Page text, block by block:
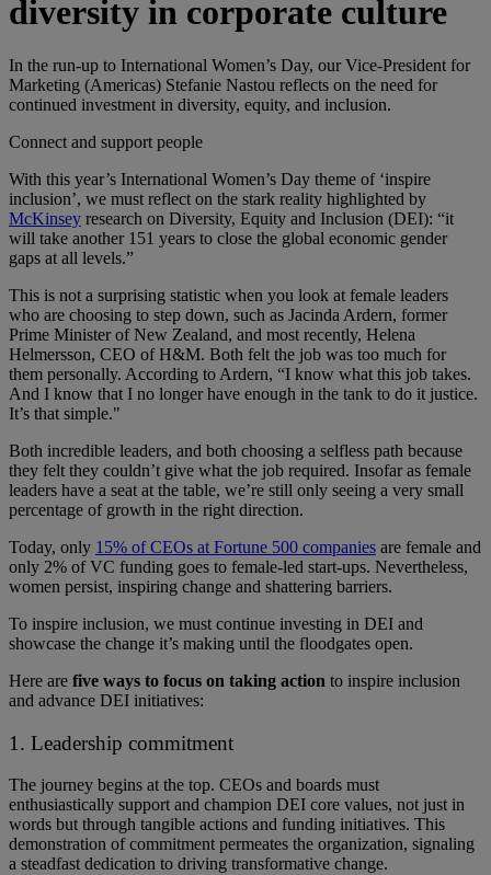
diversity in corporate culture
In the run-up to International Women’s Day, our Vice-President for
Marketing (Americas) Stefanie Nastou reflects on the need for
continued investment in diversity, equity, and inclusion.
Connect and support people
With this ​year’s​ International Women’s Day theme of ‘inspire
inclusion’, we must reflect on the stark reality highlighted by
McKinsey research on Diversity, Equity and Inclusion (DEI)​:​​​ “it
will take another 151 years to close the global economic gender
gaps at all levels.”
This is not a surprising statistic when you look at female leaders
who are choosing to step down​, such as​ Jacinda Ardern, former
Prime Minister of New Zealand​,​ and most recently, Helena
Helmersson, CEO of H&M. ​B​oth felt the job was too much for
them personally​. ​​A​ccording to Ardern, “I know what this job takes.
And I know that I no longer have enough in the tank to do it justice.
It’s that simple."
Both incredible leaders, and both choosing a selfless path because
they felt they couldn’t give what the job required. ​​​Insofar​ as female
leaders have a seat at the table, ​we’re ​​​still ​only seeing a very​ ​​small
percentage of growth in the right direction​.
Today,​​​ only 15% of ​​CEOs at Fortune 500 companies ​are female ​and
only 2% of VC funding ​goes​​​ to female-led start-ups​. Nevertheless​,
women persist, inspiring change and shattering barriers.
To inspire inclusion, we must continue investing in DEI and
showcase the change it’s making until the floodgates open.
Here are five ways to focus on taking action to inspire inclusion
and advance DEI initiatives:
1. Leadership commitment
The journey begins at the top. ​​CEOs and boards must
enthusiastically support and champion DEI core values, not just in
words but through tangible actions and funding initiatives. ​​This
demonstration of commitment permeates the organization, signaling
a steadfast dedication to driving transformative change.